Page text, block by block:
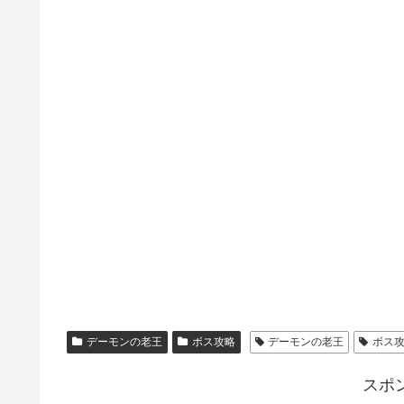
デーモンの老王 ボス攻略 デーモンの老王 ボス
スポ